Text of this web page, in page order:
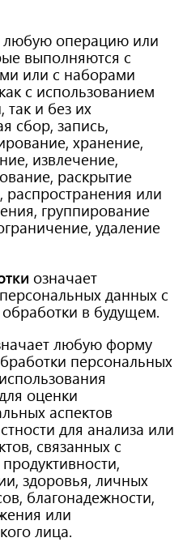
любую операцию или
выполняются с
или с наборами
с использованием
так и без их
сбор, запись,
хранение,
извлечение,
раскрытие
распространения или
группирование
удаление
означает
данных с
в будущем.
любую форму
персональных
оценки
аспектов
для анализа или
связанных с
здоровья, личных
благонадежности,
или
лица.